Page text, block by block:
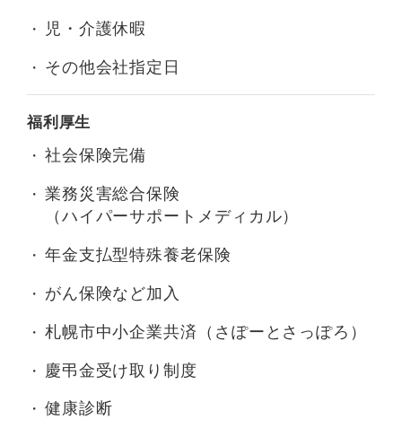
児・介護休暇
その他会社指定日
福利厚生
社会保険完備
業務災害総合保険
（ハイパーサポートメディカル）
年金支払型特殊養老保険
がん保険など加入
札幌市中小企業共済（さぽーとさっぽろ）
慶弔金受け取り制度
健康診断